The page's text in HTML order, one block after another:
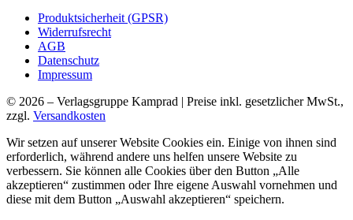
Produktsicherheit (GPSR)
Widerrufsrecht
AGB
Datenschutz
Impressum
© 2026 – Verlagsgruppe Kamprad | Preise inkl. gesetzlicher MwSt.,
zzgl. Versandkosten
Wir setzen auf unserer Website Cookies ein. Einige von ihnen sind
erforderlich, während andere uns helfen unsere Website zu
verbessern. Sie können alle Cookies über den Button „Alle
akzeptieren“ zustimmen oder Ihre eigene Auswahl vornehmen und
diese mit dem Button „Auswahl akzeptieren“ speichern.